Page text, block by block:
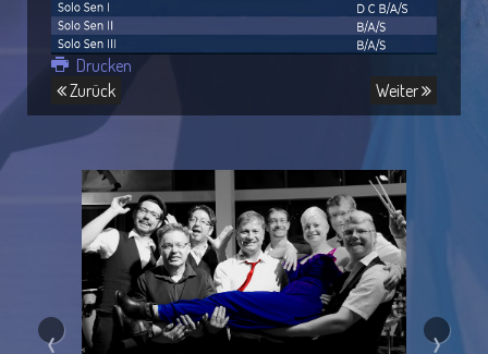
Drucken
Zurück
Weiter
›
‹